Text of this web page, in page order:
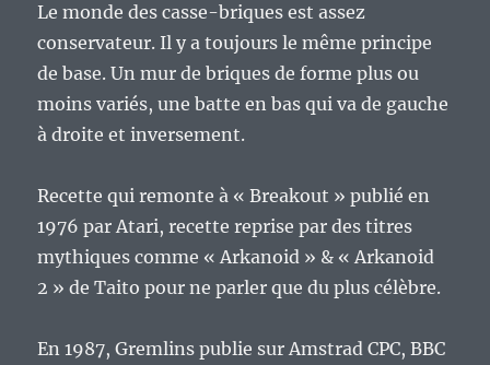
Le monde des casse-briques est assez
conservateur. Il y a toujours le même principe
de base. Un mur de briques de forme plus ou
moins variés, une batte en bas qui va de gauche
à droite et inversement.
Recette qui remonte à « Breakout » publié en
1976 par Atari, recette reprise par des titres
mythiques comme « Arkanoid » & « Arkanoid
2 » de Taito pour ne parler que du plus célèbre.
En 1987, Gremlins publie sur Amstrad CPC, BBC